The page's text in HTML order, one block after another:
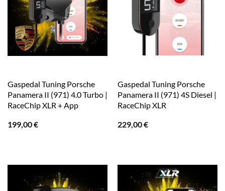
Gaspedal Tuning Porsche
Panamera II (971) 4.0 Turbo |
RaceChip XLR + App
199,00€
Gaspedal Tuning Porsche
Panamera II (971) 4S Diesel |
RaceChip XLR
229,00€